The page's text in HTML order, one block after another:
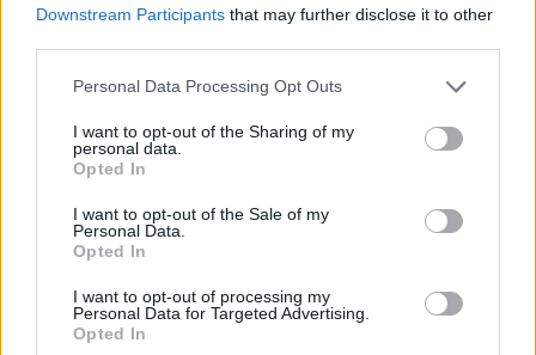
Downstream Participants that may further disclose it to other
Personal Data Processing Opt Outs
I want to opt-out of the Sharing of my
personal data.
Opted In
I want to opt-out of the Sale of my
Personal Data.
Opted In
I want to opt-out of processing my
Personal Data for Targeted Advertising.
Opted In
τον κόσμο. Ακόμη, μπορούμε να χαιρετήσουμε
κουνώντας το χέρι μας ή απλά να χαμογελάσουμε σε
κάποιον.
Η καθηγήτρια Λεγκάρ επισημαίνει ότι οι άνθρωποι
έχουν περισσότερο ανάγκη από επαφή, από
«Σκεφτείτε τους τρόπους που αντιδρούμε όταν οι
που τους συνέβη. Τους αγκαλιάζουμε. Ή
στεκόμαστε δίπλα τους και τους αγγίζουμε στον